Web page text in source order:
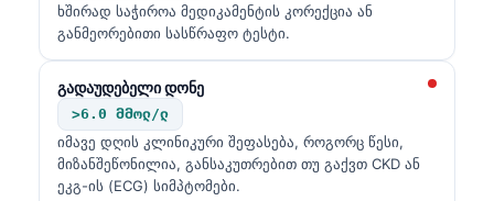
ხშირად საჭიროა მედიკამენტის კორექცია ან
განმეორებითი სასწრაფო ტესტი.
გადაუდებელი დონე
>6.0 მმოლ/ლ
იმავე დღის კლინიკური შეფასება, როგორც წესი,
მიზანშეწონილია, განსაკუთრებით თუ გაქვთ CKD ან
ეკგ-ის (ECG) სიმპტომები.